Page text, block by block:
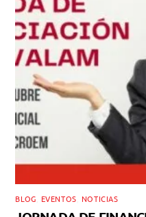
BLOG EVENTOS NOTICIAS